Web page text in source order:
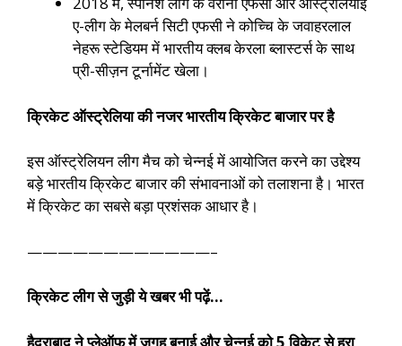
ए-लीग के मेलबर्न सिटी एफसी ने कोच्चि के जवाहरलाल
नेहरू स्टेडियम में भारतीय क्लब केरला ब्लास्टर्स के साथ
प्री-सीज़न टूर्नामेंट खेला।
क्रिकेट ऑस्ट्रेलिया की नजर भारतीय क्रिकेट बाजार पर है
इस ऑस्ट्रेलियन लीग मैच को चेन्नई में आयोजित करने का उद्देश्य
बड़े भारतीय क्रिकेट बाजार की संभावनाओं को तलाशना है। भारत
में क्रिकेट का सबसे बड़ा प्रशंसक आधार है।
————————————–
क्रिकेट लीग से जुड़ी ये खबर भी पढ़ें…